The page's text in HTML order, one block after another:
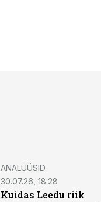
ANALÜÜSID
30.07.26, 18:28
Kuidas Leedu riik